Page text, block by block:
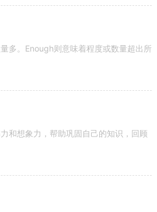
多。Enough则意味着程度或数量超出所
和想象力，帮助巩固自己的知识，回顾